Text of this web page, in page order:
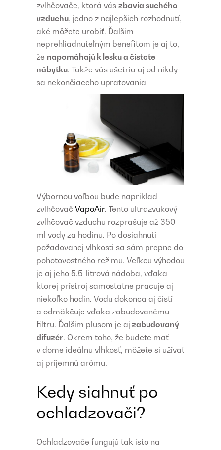
zvlhčovače, ktorá vás zbavia suchého
vzduchu, jedno z najlepších rozhodnutí,
aké môžete urobiť. Ďalším
neprehliadnuteľným benefitom je aj to,
že napomáhajú k lesku a čistote
nábytku. Takže vás ušetria aj od nikdy
sa nekončiaceho upratovania.
Výbornou voľbou bude napríklad
zvlhčovač VapoAir. Tento ultrazvukový
zvlhčovač vzduchu rozprašuje až 350
ml vody za hodinu. Po dosiahnutí
požadovanej vlhkosti sa sám prepne do
pohotovostného režimu. Veľkou výhodou
je aj jeho 5,5-litrová nádoba, vďaka
ktorej prístroj samostatne pracuje aj
niekoľko hodín. Vodu dokonca aj čistí
a odmäkčuje vďaka zabudovanému
filtru. Ďalším plusom je aj zabudovaný
difuzér. Okrem toho, že budete mať
v dome ideálnu vlhkosť, môžete si užívať
aj príjemnú arómu.
Kedy siahnuť po
ochladzovači?
Ochladzovače fungujú tak isto na